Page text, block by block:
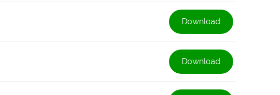
Download
Download